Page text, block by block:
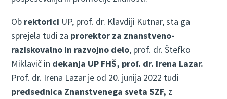
Ob rektorici UP, prof. dr. Klavdiji Kutnar, sta ga
sprejela tudi za prorektor za znanstveno-
raziskovalno in razvojno delo, prof. dr. Štefko
Miklavič in dekanja UP FHŠ, prof. dr. Irena Lazar.
Prof. dr. Irena Lazar je od 20. junija 2022 tudi
predsednica Znanstvenega sveta SZF, z